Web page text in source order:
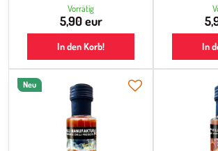
Vorrätig
5,90 eur
In den Korb! In
Neu